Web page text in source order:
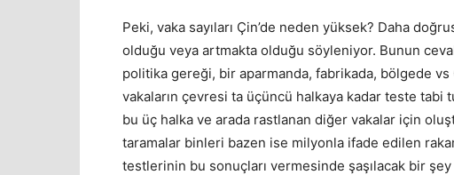
Peki, vaka sayıları Çin’de neden yüksek? Daha
olduğu veya artmakta olduğu söyleniyor. Bunun
politika gereği, bir aparmanda, fabrikada, bölgede vs
vakaların çevresi ta üçüncü halkaya kadar teste tabi
bu üç halka ve arada rastlanan diğer vakalar için
taramalar binleri bazen ise milyonla ifade edilen
testlerinin bu sonuçları vermesinde şaşılacak bir